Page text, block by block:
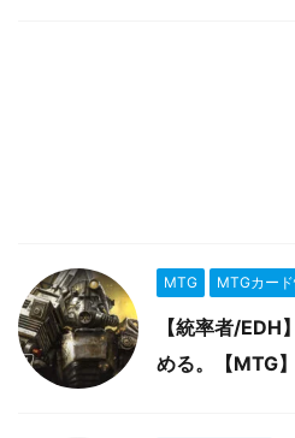
MTG MTGカー
【統率者/
める。【MTG